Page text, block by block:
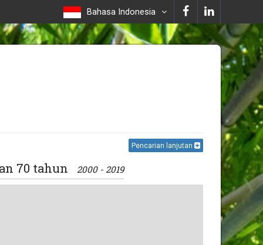
Bahasa Indonesia
Pencarian lanjutan
70 tahun 2000 - 2019